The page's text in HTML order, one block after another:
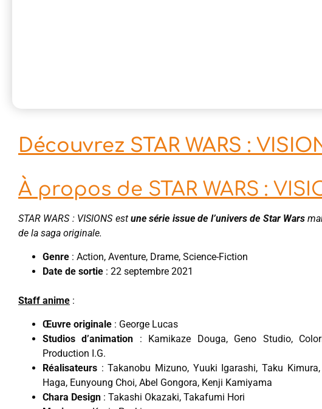
Découvrez STAR WARS :
À propos de STAR WARS :
STAR WARS : VISIONS estune série issue de l’univers de Star Wars
de la saga originale.
Genre : Action, Aventure, Drame, Science-Fiction
Date de sortie : 22 septembre 2021
Staff anime :
Œuvre originale : George Lucas
Studios d’animation : Kamikaze Douga, Geno Studio,
Production I.G.
Réalisateurs : Takanobu Mizuno, Yuuki Igarashi, Taku
Haga, Eunyoung Choi, Abel Gongora, Kenji Kamiyama
Chara Design : Takashi Okazaki, Takafumi Hori